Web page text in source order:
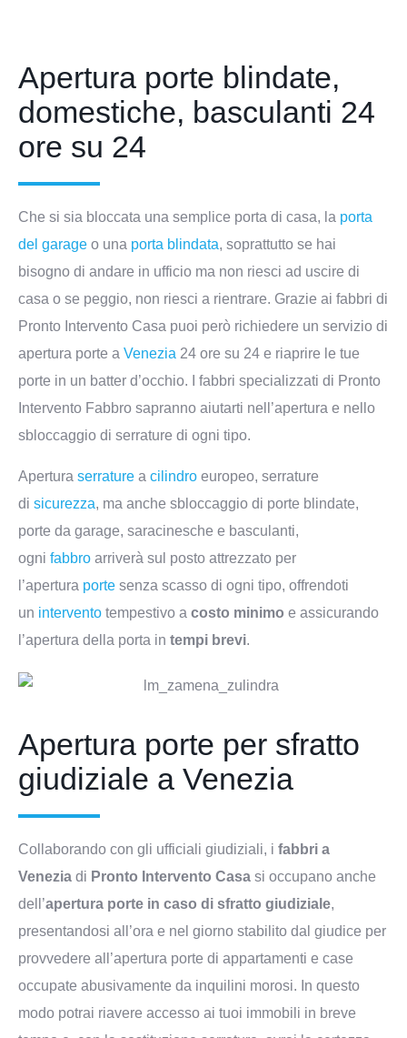
Apertura porte blindate,
domestiche, basculanti 24
ore su 24
Che si sia bloccata una semplice porta di casa, la porta
del garage o una porta blindata, soprattutto se hai
bisogno di andare in ufficio ma non riesci ad uscire di
casa o se peggio, non riesci a rientrare. Grazie ai fabbri di
Pronto Intervento Casa puoi però richiedere un servizio di
apertura porte a Venezia 24 ore su 24 e riaprire le tue
porte in un batter d’occhio. I fabbri specializzati di Pronto
Intervento Fabbro sapranno aiutarti nell’apertura e nello
sbloccaggio di serrature di ogni tipo.
Apertura serrature a cilindro europeo, serrature
di sicurezza, ma anche sbloccaggio di porte blindate,
porte da garage, saracinesche e basculanti,
ogni fabbro arriverà sul posto attrezzato per
l’apertura porte senza scasso di ogni tipo, offrendoti
un intervento tempestivo a costo minimo e assicurando
l’apertura della porta in tempi brevi.
Apertura porte per sfratto
giudiziale a Venezia
Collaborando con gli ufficiali giudiziali, i fabbri a
Venezia di Pronto Intervento Casa si occupano anche
dell’apertura porte in caso di sfratto giudiziale,
presentandosi all’ora e nel giorno stabilito dal giudice per
provvedere all’apertura porte di appartamenti e case
occupate abusivamente da inquilini morosi. In questo
modo potrai riavere accesso ai tuoi immobili in breve